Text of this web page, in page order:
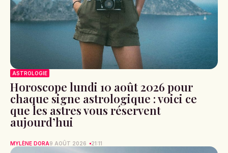
ASTROLOGIE
Horoscope lundi 10 août 2026 pour
chaque signe astrologique : voici ce
que les astres vous réservent
aujourd’hui
MYLÈNE DORA9 AOÛT 2026 21:11